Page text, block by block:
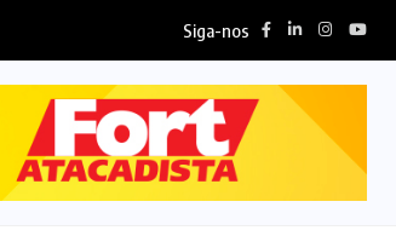
Ministros do STF
Siga-nos